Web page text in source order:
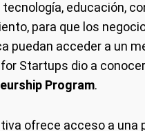
educación,
para que los
puedan acceder a un
Startups dio a
Program.
ofrece acceso a una